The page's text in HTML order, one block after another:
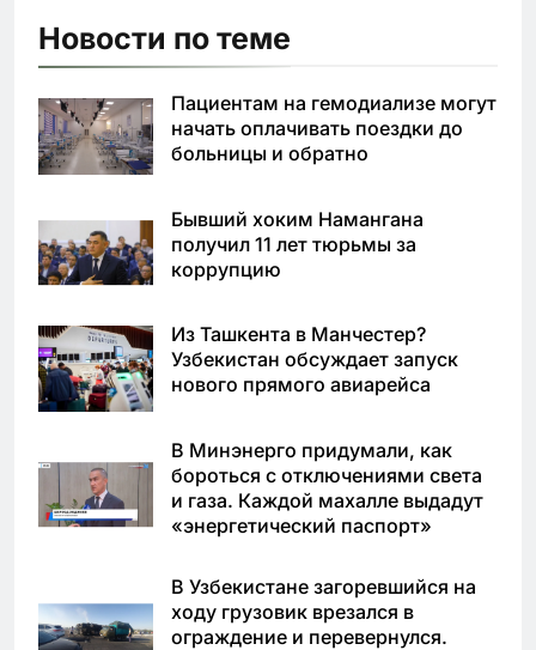
Новости по теме
Пациентам на гемодиализе могут
начать оплачивать поездки до
больницы и обратно
Бывший хоким Намангана
получил 11 лет тюрьмы за
коррупцию
Из Ташкента в Манчестер?
Узбекистан обсуждает запуск
нового прямого авиарейса
В Минэнерго придумали, как
бороться с отключениями света
и газа. Каждой махалле выдадут
«энергетический паспорт»
В Узбекистане загоревшийся на
ходу грузовик врезался в
ограждение и перевернулся.